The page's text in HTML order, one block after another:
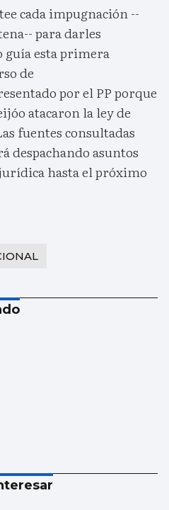
cada impugnación --
para darles
guía esta primera
de
por el PP porque
atacaron la ley de
fuentes consultadas
despachando asuntos
hasta el próximo